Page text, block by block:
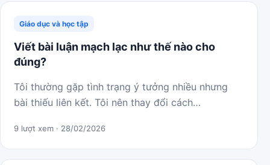
Giáo dục và học tập
Viết bài luận mạch lạc như thế nào cho
đúng?
Tôi thường gặp tình trạng ý tưởng nhiều nhưng
bài thiếu liên kết. Tôi nên thay đổi cách…
9 lượt xem · 28/02/2026